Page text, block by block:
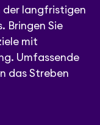
der langfristigen
Bringen Sie
mit
Umfassende
das Streben